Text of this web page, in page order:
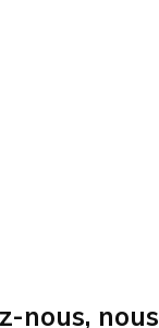
nous, nous